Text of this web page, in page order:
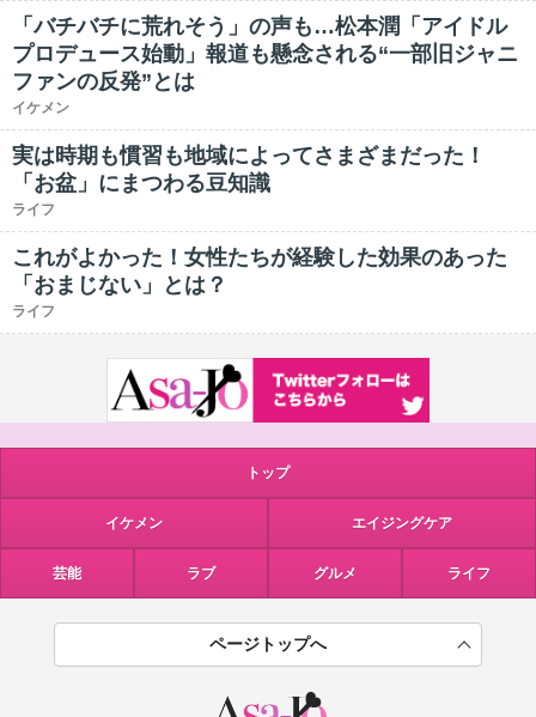
「バチバチに荒れそう」の声も…松本潤「アイドル
プロデュース始動」報道も懸念される“一部旧ジャニ
ファンの反発”とは
イケメン
実は時期も慣習も地域によってさまざまだった！
「お盆」にまつわる豆知識
ライフ
これがよかった！女性たちが経験した効果のあった
「おまじない」とは？
ライフ
トップ
イケメン エイジングケア
芸能 ラブ グルメ ライフ
ページトップへ